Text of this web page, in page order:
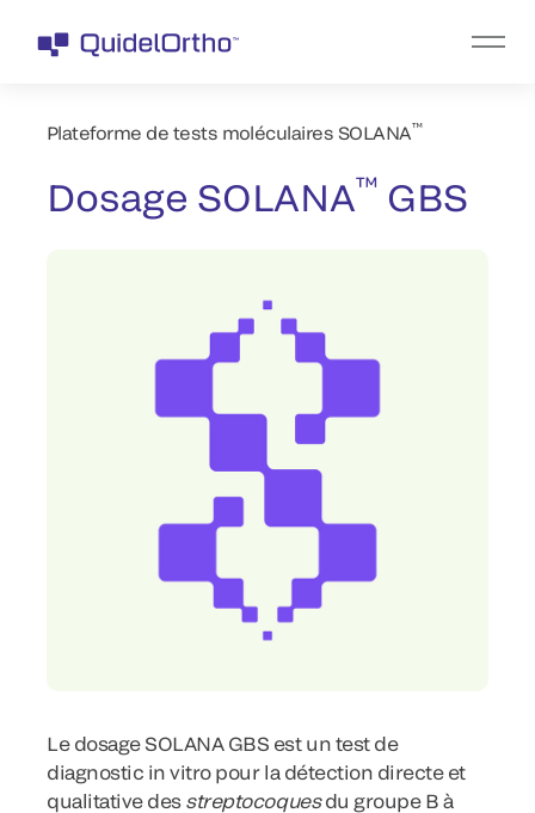
Plateforme de tests moléculaires SOLANA™
Dosage SOLANA™ GBS
Le dosage SOLANA GBS est un test de
diagnostic in vitro pour la détection directe et
qualitative des streptocoquesdu groupe B à